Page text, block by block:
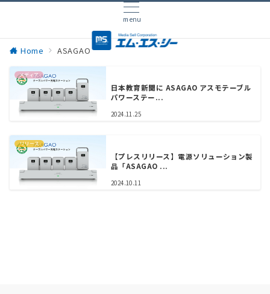
menu
Home ASAGAO
メディア
日本教育新聞に ASAGAO アスモテーブル
パワーステー...
2024.11.25
リリース
【プレスリリース】電源ソリューション製
品「ASAGAO ...
2024.10.11